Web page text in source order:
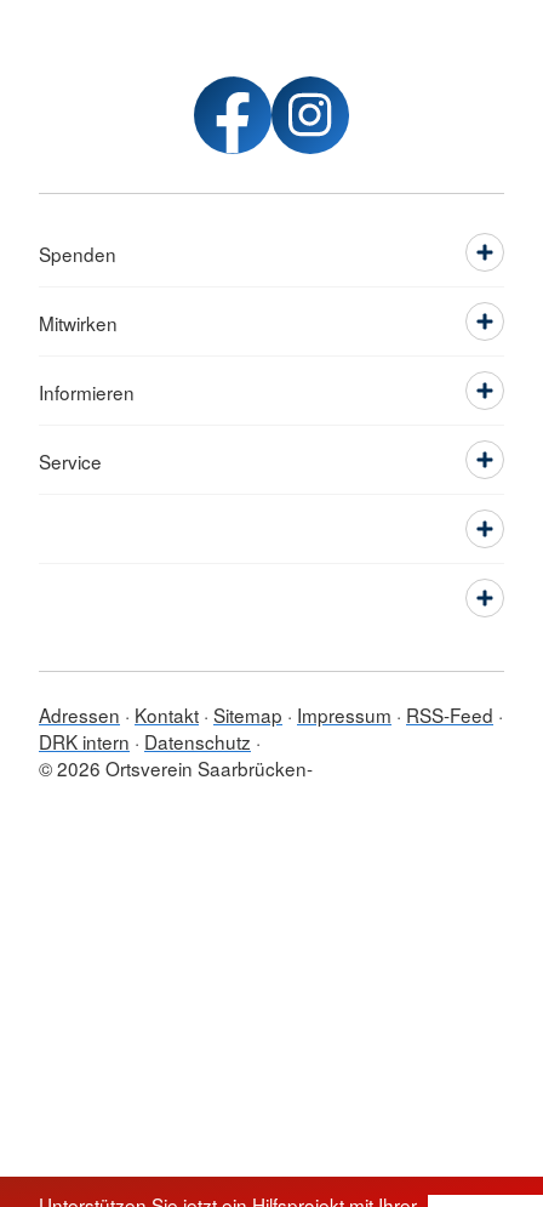
Spenden
Mitwirken
Informieren
Service
Adressen Kontakt Sitemap Impressum
RSS-Feed
DRK intern
Datenschutz
© 2026 Ortsverein Saarbrücken-